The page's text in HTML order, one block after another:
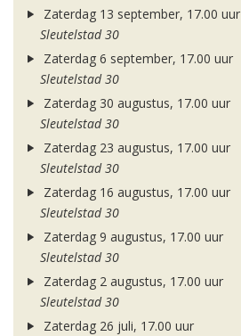
Zaterdag 13 september, 17.00 uur
Sleutelstad 30
Zaterdag 6 september, 17.00 uur
Sleutelstad 30
Zaterdag 30 augustus, 17.00 uur
Sleutelstad 30
Zaterdag 23 augustus, 17.00 uur
Sleutelstad 30
Zaterdag 16 augustus, 17.00 uur
Sleutelstad 30
Zaterdag 9 augustus, 17.00 uur
Sleutelstad 30
Zaterdag 2 augustus, 17.00 uur
Sleutelstad 30
Zaterdag 26 juli, 17.00 uur